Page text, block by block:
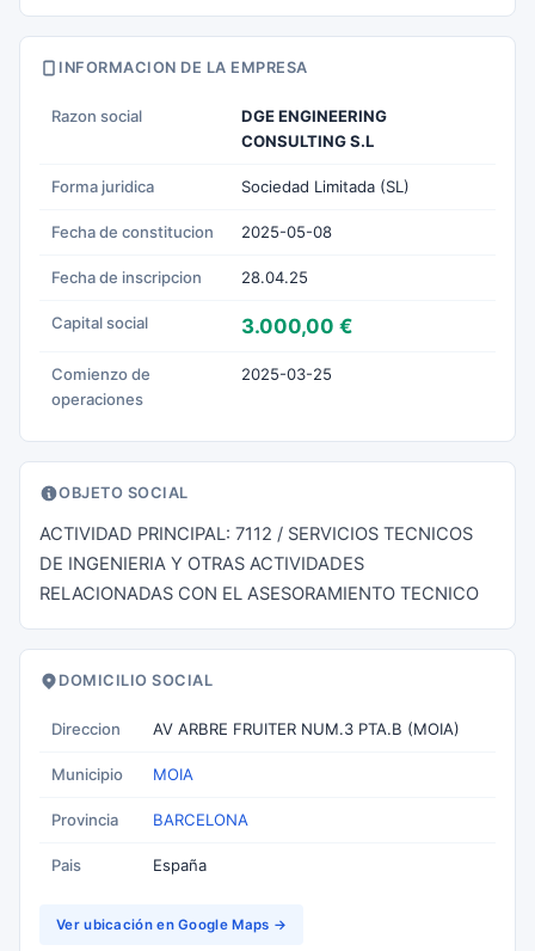
INFORMACION DE LA EMPRESA
Razon social
DGE ENGINEERING
CONSULTING S.L
Forma juridica Sociedad Limitada (SL)
Fecha de constitucion 2025-05-08
Fecha de inscripcion 28.04.25
Capital social 3.000,00 €
Comienzo de
operaciones
2025-03-25
OBJETO SOCIAL
ACTIVIDAD PRINCIPAL: 7112 / SERVICIOS TECNICOS
DE INGENIERIA Y OTRAS ACTIVIDADES
RELACIONADAS CON EL ASESORAMIENTO TECNICO
DOMICILIO SOCIAL
Direccion AV ARBRE FRUITER NUM.3 PTA.B (MOIA)
Municipio MOIA
Provincia BARCELONA
Pais España
Ver ubicación en Google Maps →